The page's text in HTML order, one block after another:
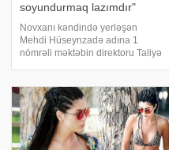
soyundurmaq lazımdır"
Novxanı kəndində yerləşən
Mehdi Hüseynzadə adına 1
nömrəli məktəbin direktoru Taliyə
bağlı sosial şəbəkədə xəbər
yayılıb. xəbər verir ki, məsələ ilə
bağl